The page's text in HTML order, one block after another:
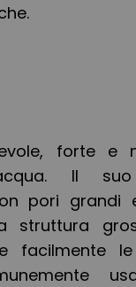
forte e
Il
pori grandi
struttura
facilmente